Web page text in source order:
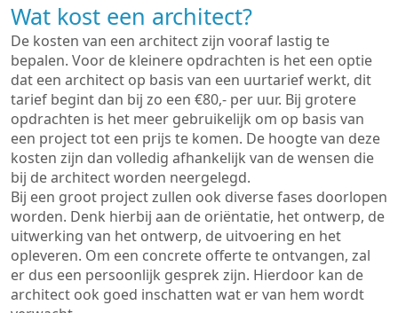
Wat kost een architect?
De kosten van een architect zijn vooraf lastig te
bepalen. Voor de kleinere opdrachten is het een optie
dat een architect op basis van een uurtarief werkt, dit
tarief begint dan bij zo een €80,- per uur. Bij grotere
opdrachten is het meer gebruikelijk om op basis van
een project tot een prijs te komen. De hoogte van deze
kosten zijn dan volledig afhankelijk van de wensen die
bij de architect worden neergelegd.
Bij een groot project zullen ook diverse fases doorlopen
worden. Denk hierbij aan de oriëntatie, het ontwerp, de
uitwerking van het ontwerp, de uitvoering en het
opleveren. Om een concrete offerte te ontvangen, zal
er dus een persoonlijk gesprek zijn. Hierdoor kan de
architect ook goed inschatten wat er van hem wordt